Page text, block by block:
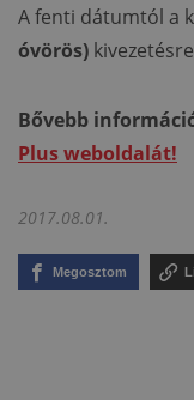
A fenti dátumtól a
óvörös)
Bővebb
Plus weboldalát!
2017.08.01.
Megosztom